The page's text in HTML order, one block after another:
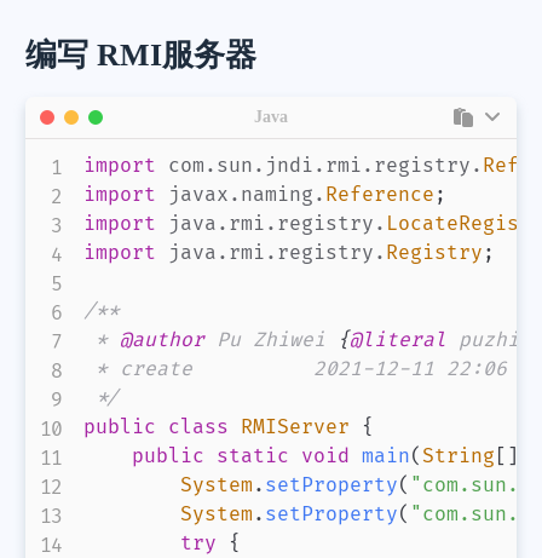
编写 RMI服务器
import com . sun . jndi . rmi . registry .
import
javax . naming . Reference ;
import
java . rmi . registry .
import
java . rmi . registry . Registry ;
/**
* @author Pu Zhiwei {@literal
* create          2021-12-11 22:06
*/
public class RMIServer
{
public static void main( String [ ]
System . setProperty(
System . setProperty(
try
{
Java